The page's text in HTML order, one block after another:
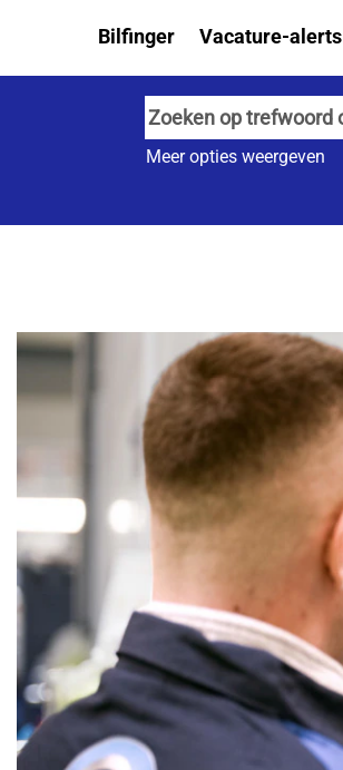
Bilfinger Vacature-alerts
Meer opties weergeven